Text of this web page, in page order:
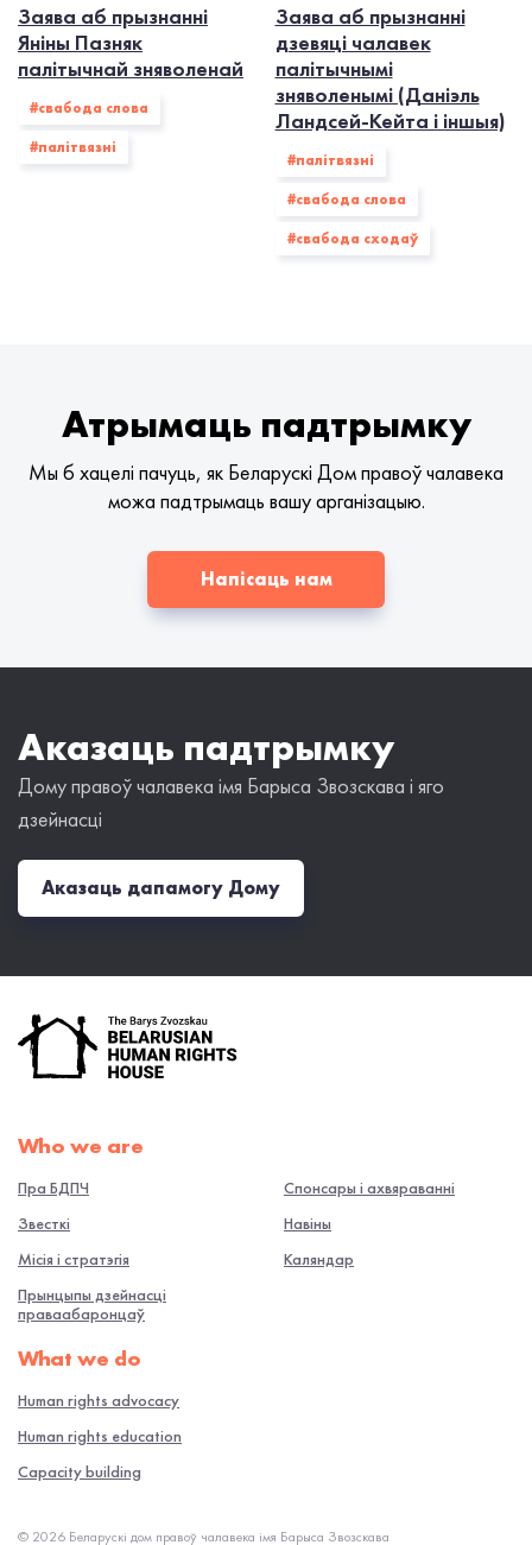
Заява аб прызнанні
Яніны Пазняк
палітычнай зняволенай
#свабода слова
#палiтвязнi
Заява аб прызнанні
дзевяці чалавек
палітычнымі
зняволенымі (Даніэль
Ландсей-Кейта і іншыя)
#палiтвязнi
#свабода слова
#свабода сходаў
Атрымаць падтрымку
Мы б хацелі пачуць, як Беларускі Дом правоў чалавека
можа падтрымаць вашу арганізацыю.
Напісаць нам
Аказаць падтрымку
Дому правоў чалавека імя Барыса Звозскава і яго
дзейнасці
Аказаць дапамогу Дому
Who we are
Пра БДПЧ
Звесткі
Місія і стратэгія
Прынцыпы дзейнасці
праваабаронцаў
Спонсары і ахвяраванні
Навiны
Каляндар
What we do
Human rights advocacy
Human rights education
Capacity building
© 2026 Беларускі дом правоў чалавека імя Барыса Звозскава